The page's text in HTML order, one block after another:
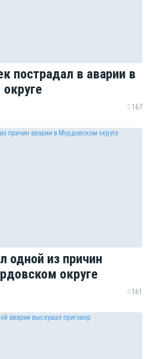
пострадал в аварии в
167
одной из причин
округе
161